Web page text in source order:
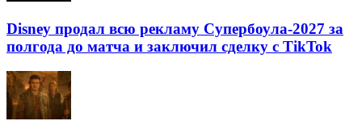
Disney продал всю рекламу Супербоула-2027 за
полгода до матча и заключил сделку с TikTok